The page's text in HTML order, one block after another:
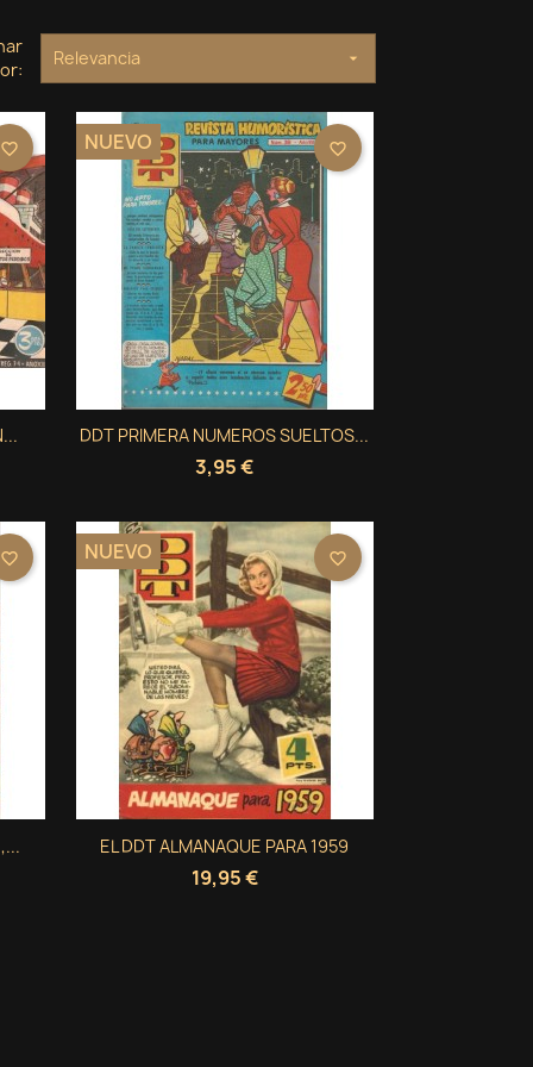
Relevancia 
favorite_border
DDT PRIMERA NUMEROS SUELTOS...
3,95 €
NUEVO
Vista rápida
favorite_border
favorite_border
EL DDT ALMANAQUE PARA 1959
19,95 €
NUEVO
 Vista rápida
favorite_border